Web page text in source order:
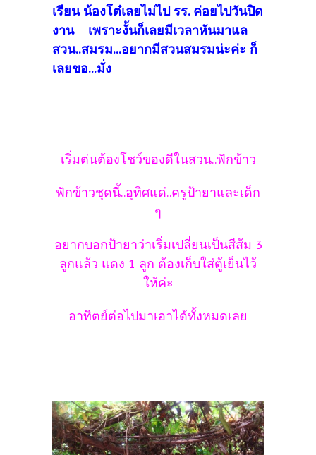
เรียน น้องโต๋เลยไม่ไป รร. ค่อยไปวันปิด
งาน เพราะงั้นก็เลยมีเวลาหันมาแล
สวน..สมรม...อยากมีสวนสมรมน่ะค่ะ ก็
เลยขอ...มั่ง
เริ่มต่นต้องโชว์ของดีในสวน..ฟักข้าว
ฟักข้าวชุดนี้..อุทิศแด่..ครูป้ายาและเด็ก
ๆ
อยากบอกป้ายาว่าเริ่มเปลี่ยนเป็นสีส้ม 3
ลูกแล้ว แดง 1 ลูก ต้องเก็บใส่ตู้เย็นไว้
ให้ค่ะ
อาทิตย์ต่อไปมาเอาได้ทั้งหมดเลย